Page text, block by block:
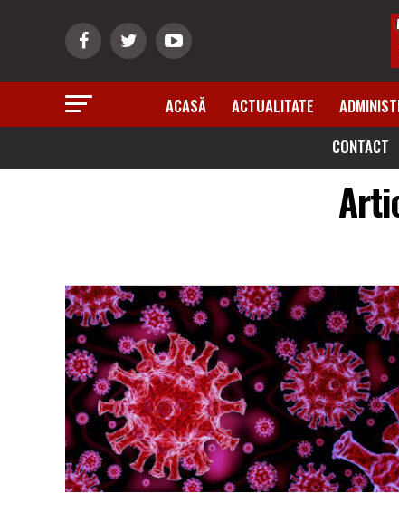
ACASĂ ACTUALITATE
CONTACT